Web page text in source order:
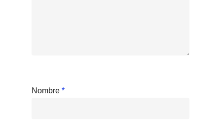
Nombre *